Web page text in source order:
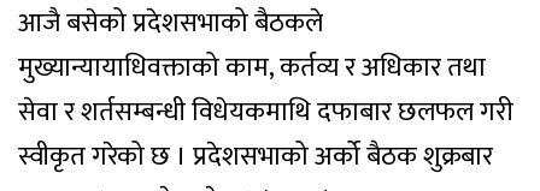
आजै बसेको प्रदेशसभाको बैठकले
मुख्यान्यायाधिवक्ताको काम, कर्तव्य र अधिकार तथा
सेवा र शर्तसम्बन्धी विधेयकमाथि दफाबार छलफल गरी
स्वीकृत गरेको छ । प्रदेशसभाको अर्को बैठक शुक्रबार